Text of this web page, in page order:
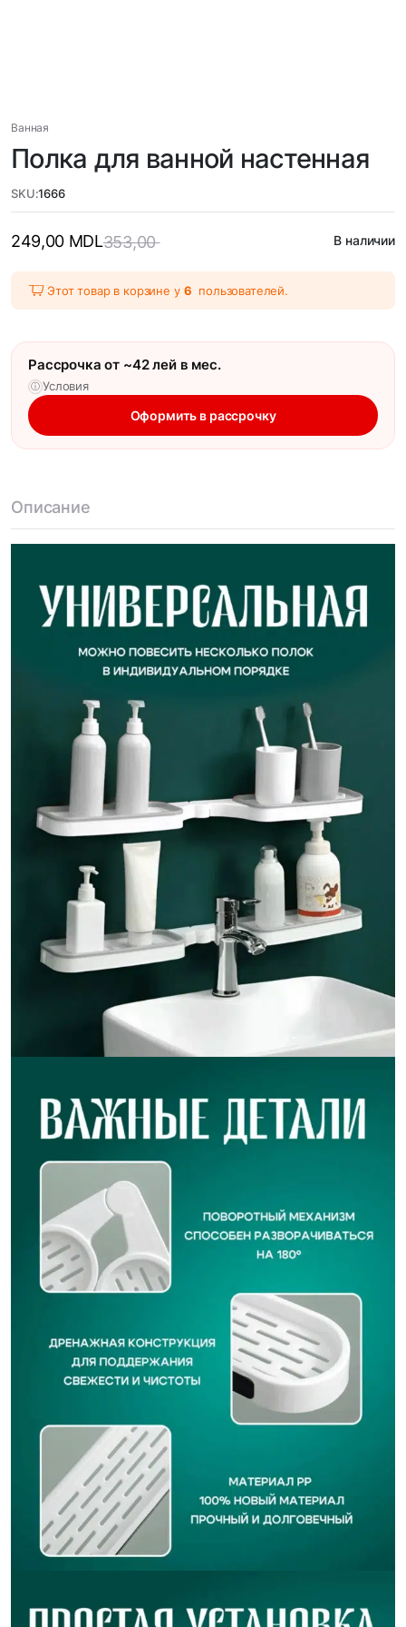
Ванная
Полка для ванной настенная
SKU:1666
353,00
249,00 MDL В наличии
Этот товар в корзине у 6 пользователей.
Рассрочка от ~42 лей в мес.
ⓘ Условия
Оформить в рассрочку
Описание